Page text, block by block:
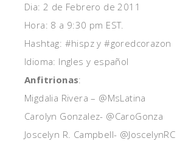
Dia: 2 de Febrero de 2011
Hora: 8 a 9:30 pm EST.
Hashtag: #hispz y #goredcorazon
Idioma: Ingles y español
Anfitrionas:
Migdalia Rivera – @MsLatina
Carolyn Gonzalez- @CaroGonza
Joscelyn R. Campbell- @JoscelynRC